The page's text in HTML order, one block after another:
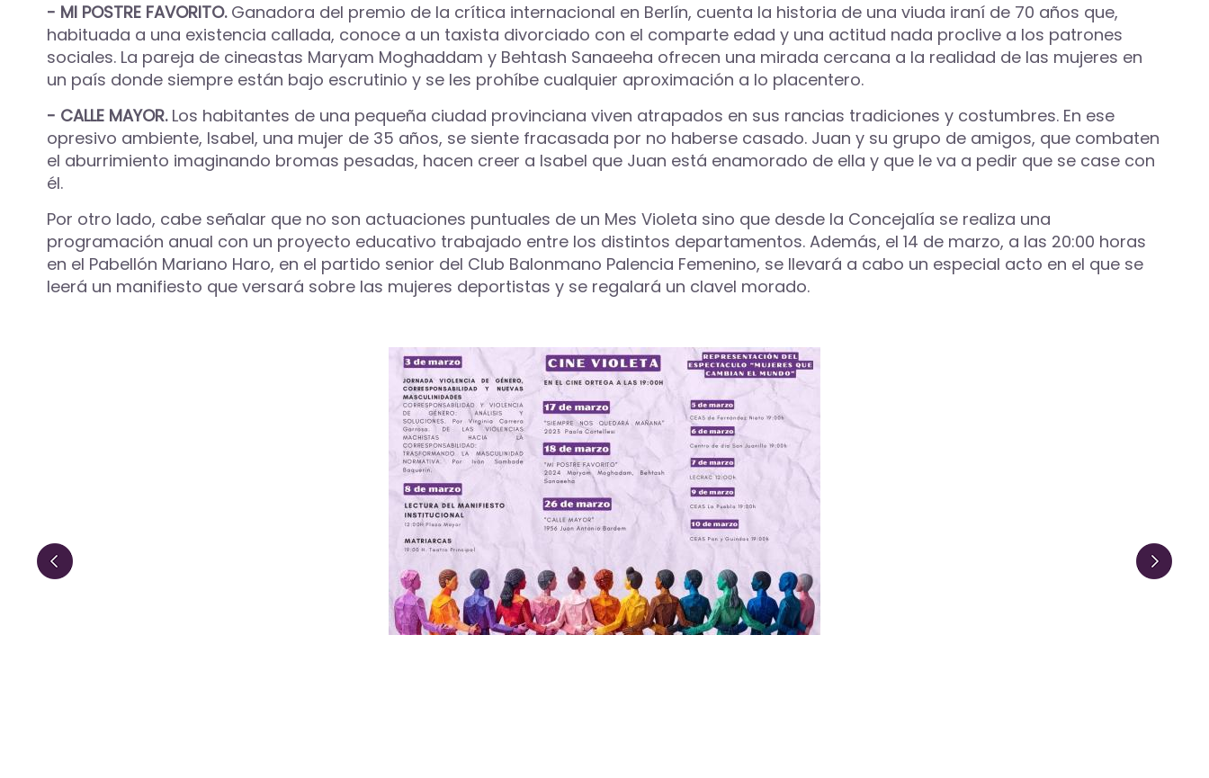
- MI POSTRE FAVORITO. Ganadora del premio de la crítica internacional en Berlín, cuenta la historia de una viuda iraní de 70 años que,
habituada a una existencia callada, conoce a un taxista divorciado con el comparte edad y una actitud nada proclive a los patrones
sociales. La pareja de cineastas Maryam Moghaddam y Behtash Sanaeeha ofrecen una mirada cercana a la realidad de las mujeres en
un país donde siempre están bajo escrutinio y se les prohíbe cualquier aproximación a lo placentero.
- CALLE MAYOR. Los habitantes de una pequeña ciudad provinciana viven atrapados en sus rancias tradiciones y costumbres. En ese
opresivo ambiente, Isabel, una mujer de 35 años, se siente fracasada por no haberse casado. Juan y su grupo de amigos, que combaten
el aburrimiento imaginando bromas pesadas, hacen creer a Isabel que Juan está enamorado de ella y que le va a pedir que se case con
él.
Por otro lado, cabe señalar que no son actuaciones puntuales de un Mes Violeta sino que desde la Concejalía se realiza una
programación anual con un proyecto educativo trabajado entre los distintos departamentos. Además, el 14 de marzo, a las 20:00 horas
en el Pabellón Mariano Haro, en el partido senior del Club Balonmano Palencia Femenino, se llevará a cabo un especial acto en el que se
leerá un manifiesto que versará sobre las mujeres deportistas y se regalará un clavel morado.